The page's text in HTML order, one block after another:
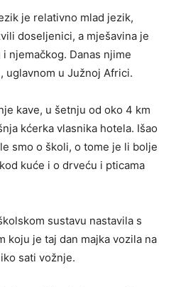
je relativno mlad jezik,
doseljenici, a mješavina je
njemačkog. Danas njime
uglavnom u Južnoj Africi.
kave, u šetnju od oko 4 km
kćerka vlasnika hotela. Išao
smo o školi, o tome je li bolje
kuće i o drveću i pticama
sustavu nastavila s
koju je taj dan majka vozila na
sati vožnje.